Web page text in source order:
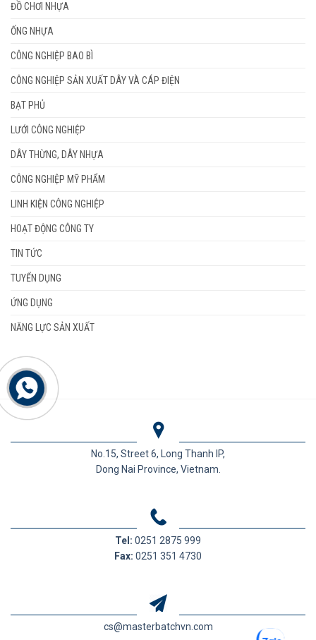
ĐỒ CHƠI NHỰA
ỐNG NHỰA
CÔNG NGHIỆP BAO BÌ
CÔNG NGHIỆP SẢN XUẤT DÂY VÀ CÁP ĐIỆN
BẠT PHỦ
LƯỚI CÔNG NGHIỆP
DÂY THỪNG, DÂY NHỰA
CÔNG NGHIỆP MỸ PHẨM
LINH KIỆN CÔNG NGHIỆP
HOẠT ĐỘNG CÔNG TY
TIN TỨC
TUYỂN DỤNG
ỨNG DỤNG
NĂNG LỰC SẢN XUẤT
No.15, Street 6, Long Thanh IP,
Dong Nai Province, Vietnam.
Tel: 0251 2875 999
Fax: 0251 351 4730
cs@masterbatchvn.com